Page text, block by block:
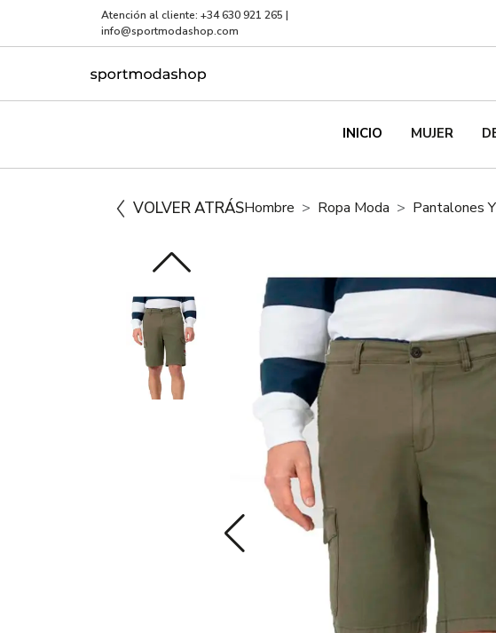
Atención al cliente: +34 630 921 265 |
info@sportmodashop.com
INICIO MUJER
VOLVER ATRÁSHombre Ropa Moda Pantalones